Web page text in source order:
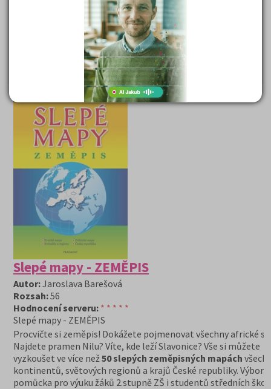
otázkami. Česká republika je popsána v rámci nových vyšších
(běžná cena 169 Kč)
OBJEDNAT
Skladem (doručení do tří dnů)
Slepé mapy - ZEMĚPIS
Autor:Jaroslava Barešová
Rozsah:56
Hodnocení serveru: * * * * *
Slepé mapy - ZEMĚPIS
Procvičte si zeměpis! Dokážete pojmenovat všechny africké
Najdete pramen Nilu? Víte, kde leží Slavonice? Vše si můžete
vyzkoušet ve více než50 slepých zeměpisných mapách všech
kontinentů, světových regionů a krajů České republiky.
pomůcka pro výuku žáků 2.stupně ZŠ i studentů středních škol.